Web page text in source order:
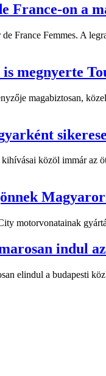
France-on a
France Femmes. A
megnyerte
magabiztosan,
közöl immár az
motorvonatainak
indul
elindul a budapesti